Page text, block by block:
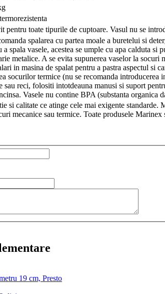
pentru toate tipurile de cuptoare. Vasul nu se
spalarea cu partea moale a buretelui si
a spala vasele, acestea se umple cu apa calduta
metalice. A se evita supunerea vaselor la socuri
in masina de spalat pentru a pastra aspectul si
socurilor termice (nu se recomanda
sau reci, folositi intotdeauna manusi si suport
Vasele nu contine BPA (substanta organica
si calitate ce atinge cele mai exigente
mecanice sau termice. Toate produsele
19 cm, Presto